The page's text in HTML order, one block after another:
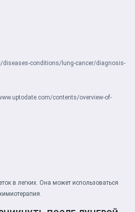
diseases-conditions/lung-cancer/diagnosis-
contents/overview-of-
в легких. Она может использоваться